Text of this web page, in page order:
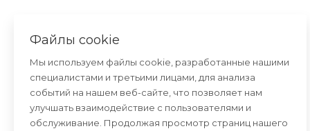
Файлы cookie
Мы используем файлы cookie, разработанные нашими
специалистами и третьими лицами, для анализа
событий на нашем веб-сайте, что позволяет нам
улучшать взаимодействие с пользователями и
обслуживание. Продолжая просмотр страниц нашего